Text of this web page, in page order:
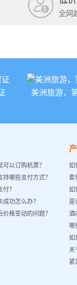
全网
美洲旅游，
以订购机票？
哪些支付方式？
？
功怎么办？
格变动的问题？
如
套
如
是
酒
哪
如
关
紧